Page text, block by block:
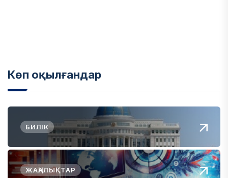
Көп оқылғандар
БИЛІК
ЖАҢАЛЫҚТАР